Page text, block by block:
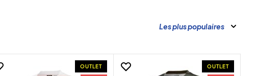
Les plus populaires
OUTLET OUTLET